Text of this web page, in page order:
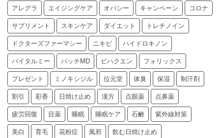
アレグラ エイジングケア オパシー キャンペーン コロナ
サプリメント スキンケア ダイエット トレチノイン
ドクターズファーマシー ニキビ ハイドロキノン
バイタルミー パッチMD ビハクエン フォリックス
プレゼント ミノキシジル 位元堂 体臭 保湿 制汗剤
割引 彩香 日焼け止め 漢方 点眼薬 点鼻薬
疲労回復 目薬 睡眠 睡眠ケア 石鹸 紫外線対策
美白 育毛 花粉症 風邪 飲む日焼け止め